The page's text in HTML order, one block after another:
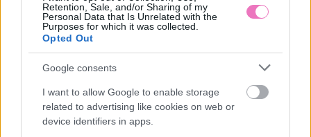
Retention, Sale, and/or Sharing of my
Personal Data that Is Unrelated with the
Purposes for which it was collected.
Opted Out
Google consents
I want to allow Google to enable storage
related to advertising like cookies on web or
device identifiers in apps.
A tökéletes főtt kukorica
zöldségesemtől tanultam
a trükköt
tudományos magyarázat